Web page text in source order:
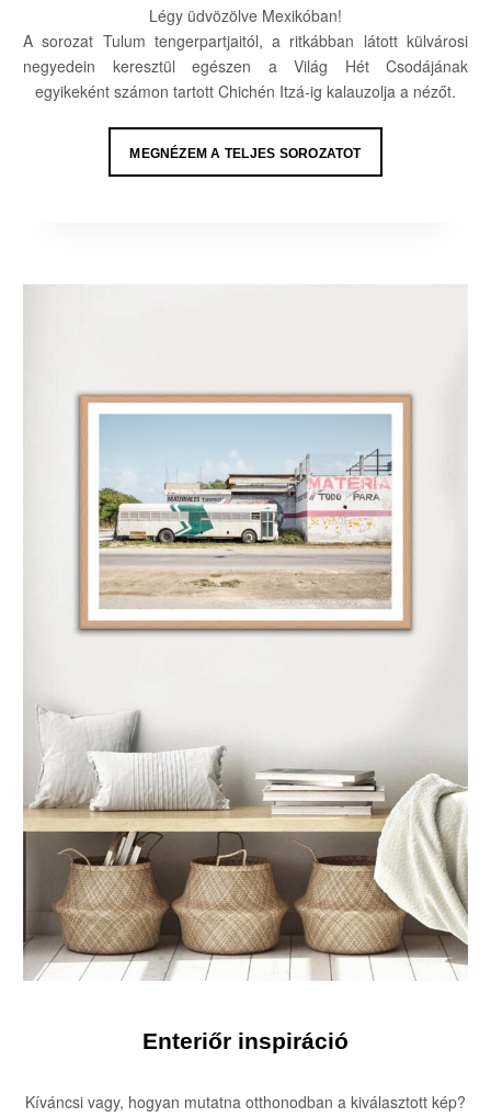
Légy üdvözölve Mexikóban!
A sorozat Tulum tengerpartjaitól, a ritkábban látott külvárosi
negyedein keresztül egészen a Világ Hét Csodájának
egyikeként számon tartott Chichén Itzá-ig kalauzolja a nézőt.
MEGNÉZEM A TELJES SOROZATOT
Enteriőr inspiráció
Kíváncsi vagy, hogyan mutatna otthonodban a kiválasztott kép?